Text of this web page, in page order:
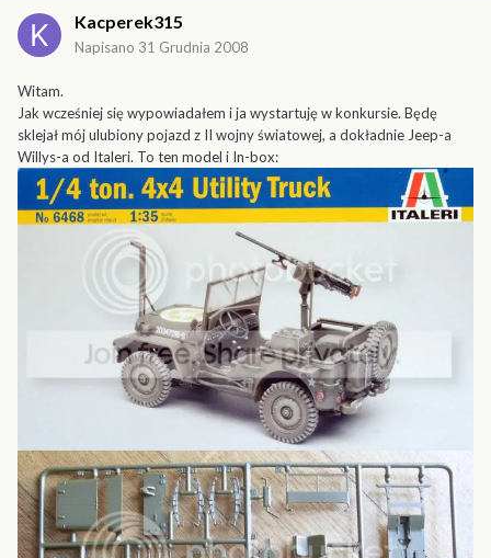
Kacperek315
Napisano 31 Grudnia 2008
Witam.
Jak wcześniej się wypowiadałem i ja wystartuję w konkursie. Będę
sklejał mój ulubiony pojazd z II wojny światowej, a dokładnie Jeep-a
Willys-a od Italeri. To ten model i In-box: